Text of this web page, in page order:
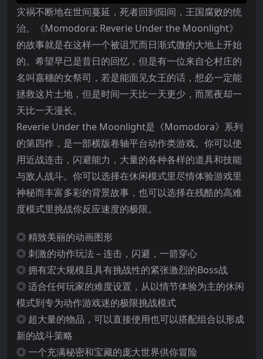
灾祸不断地在世间蔓延，死者回到阳间，王国腐败的统
治。《Momodora: Reverie Under the Moonlight》
的故事就是在这样一个被诅咒而日渐式微的大地上开始
的。希望早已是昔日的回忆，但是有一位来自仑村庄的
名叫嘉穗的女祭司，若是能面见女王的话，想必一定能
拯救这片土地，但是时间一天比一天更少，而黑夜却一
天比一天漫长。
Reverie Under the Moonlight是《Momodora》系列
的第四作，是一部横版卷轴平台动作类游戏。你可以使
用近战连击，闪避能力，大量的各种各样的道具和技能
与敌人战斗。你可以选择在休闲模式里尽情体验游戏里
神秘而丰富多彩的背景故事，也可以选择在残酷的高难
度模式里挑战你反应速度的极限。
◎ 精致美丽的动画图形
◎ 刺激的动作玩法 – 连击，闪避，一箭穿心
◎ 拥有宏大规模且具有挑战性的紧张激烈的Boss战
◎ 适合任何玩家的难度设置，从以情节体验为主的休闲
模式到专为动作游戏迷的极限挑战模式
◎ 超大量的物品，可以直接使用也可以搭配组合以形成
新的战斗策略
◎ 一个充满秘密和宝藏的庞大世界供你冒险